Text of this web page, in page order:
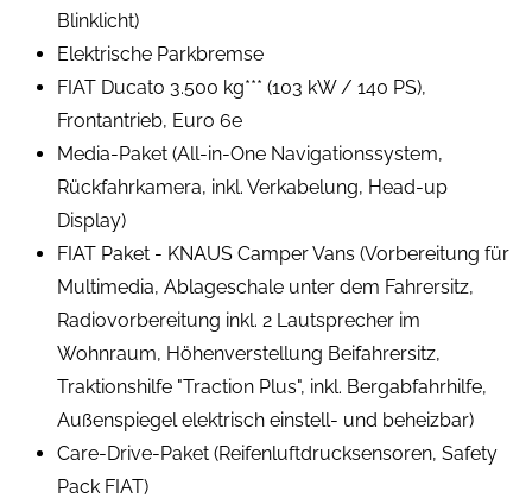
Blinklicht)
Elektrische Parkbremse
FIAT Ducato 3.500 kg*** (103 kW / 140 PS),
Frontantrieb, Euro 6e
Media-Paket (All-in-One Navigationssystem,
Rückfahrkamera, inkl. Verkabelung, Head-up
Display)
FIAT Paket - KNAUS Camper Vans (Vorbereitung für
Multimedia, Ablageschale unter dem Fahrersitz,
Radiovorbereitung inkl. 2 Lautsprecher im
Wohnraum, Höhenverstellung Beifahrersitz,
Traktionshilfe "Traction Plus", inkl. Bergabfahrhilfe,
Außenspiegel elektrisch einstell- und beheizbar)
Care-Drive-Paket (Reifenluftdrucksensoren, Safety
Pack FIAT)